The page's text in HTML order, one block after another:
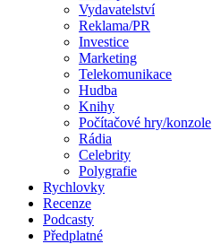
Vydavatelství
Reklama/PR
Investice
Marketing
Telekomunikace
Hudba
Knihy
Počítačové hry/konzole
Rádia
Celebrity
Polygrafie
Rychlovky
Recenze
Podcasty
Předplatné